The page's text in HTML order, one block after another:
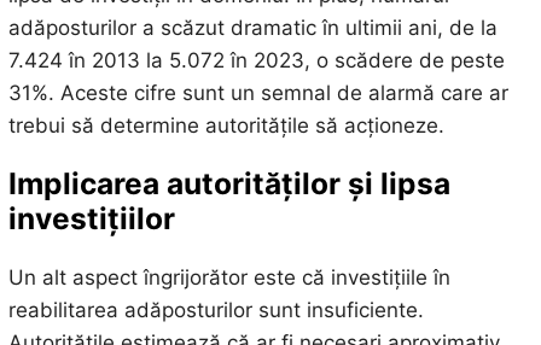
adăposturilor a scăzut dramatic în ultimii ani, de la
7.424 în 2013 la 5.072 în 2023, o scădere de peste
31%. Aceste cifre sunt un semnal de alarmă care ar
trebui să determine autoritățile să acționeze.
Implicarea autorităților și lipsa
investițiilor
Un alt aspect îngrijorător este că investițiile în
reabilitarea adăposturilor sunt insuficiente.